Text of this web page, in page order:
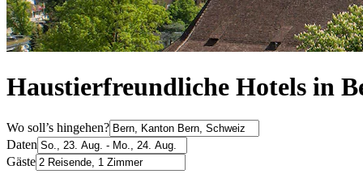
Haustierfreundliche Hotels in
Wo soll’s hingehen?
Daten
Gäste